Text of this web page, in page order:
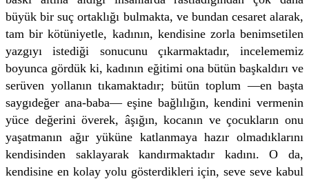
büyük bir suç ortaklığı bulmakta, ve bundan cesaret alarak,
tam bir kötüniyetle, kadının, kendisine zorla benimsetilen
yazgıyı istediği sonucunu çıkarmaktadır, incelememiz
boyunca gördük ki, kadının eğitimi ona bütün başkaldırı ve
serüven yollanın tıkamaktadır; bütün toplum —en başta
saygıdeğer ana-baba— eşine bağlılığın, kendini vermenin
yüce değerini överek, âşığın, kocanın ve çocukların onu
yaşatmanın ağır yüküne katlanmaya hazır olmadıklarını
kendisinden saklayarak kandırmaktadır kadını. O da,
kendisine en kolay yolu gösterdikleri için, seve seve kabul